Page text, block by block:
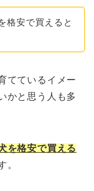
格安で買えると
てているイメー
かと思う人も多
を格安で買える
。